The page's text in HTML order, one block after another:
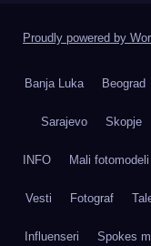
Proudly powered by
Banja Luka Beograd
Sarajevo Skopje
INFO Mali fotomodeli
Vesti Fotograf
Influenseri Spokes